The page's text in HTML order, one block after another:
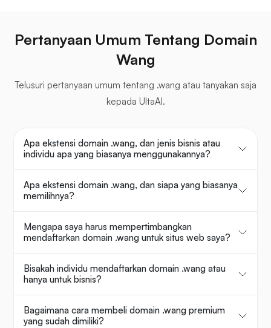
Pertanyaan Umum Tentang Domain
Wang
Telusuri pertanyaan umum tentang .wang atau tanyakan saja
kepada UltaAI.
Apa ekstensi domain .wang, dan jenis bisnis atau
individu apa yang biasanya menggunakannya?
Apa ekstensi domain .wang, dan siapa yang biasanya
memilihnya?
Mengapa saya harus mempertimbangkan
mendaftarkan domain .wang untuk situs web saya?
Bisakah individu mendaftarkan domain .wang atau
hanya untuk bisnis?
Bagaimana cara membeli domain .wang premium
yang sudah dimiliki?